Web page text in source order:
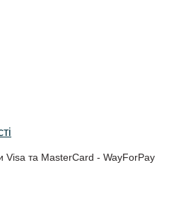
Visa та MasterCard - WayForPay